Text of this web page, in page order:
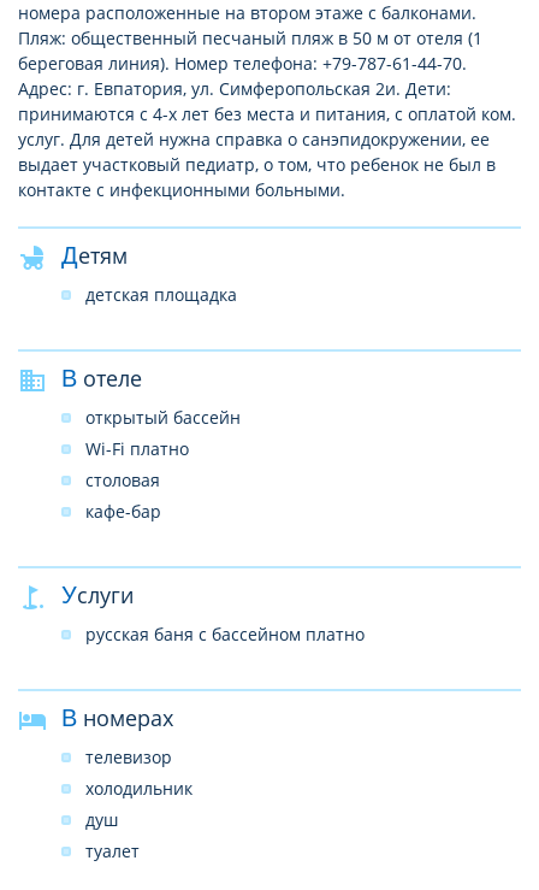
номера расположенные на втором этаже с балконами.
Пляж: общественный песчаный пляж в 50 м от отеля (1
береговая линия). Номер телефона: +79-787-61-44-70.
Адрес: г. Евпатория, ул. Симферопольская 2и. Дети:
принимаются с 4-х лет без места и питания, с оплатой ком.
услуг. Для детей нужна справка о санэпидокружении, ее
выдает участковый педиатр, о том, что ребенок не был в
контакте с инфекционными больными.
Детям
детская площадка
В отеле
открытый бассейн
Wi-Fi платно
столовая
кафе-бар
Услуги
русская баня с бассейном платно
В номерах
телевизор
холодильник
душ
туалет